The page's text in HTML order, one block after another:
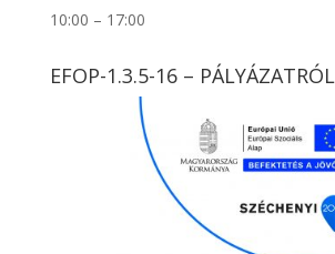
10:00 – 17:00
EFOP-1.3.5-16 – PÁLYÁZATRÓL